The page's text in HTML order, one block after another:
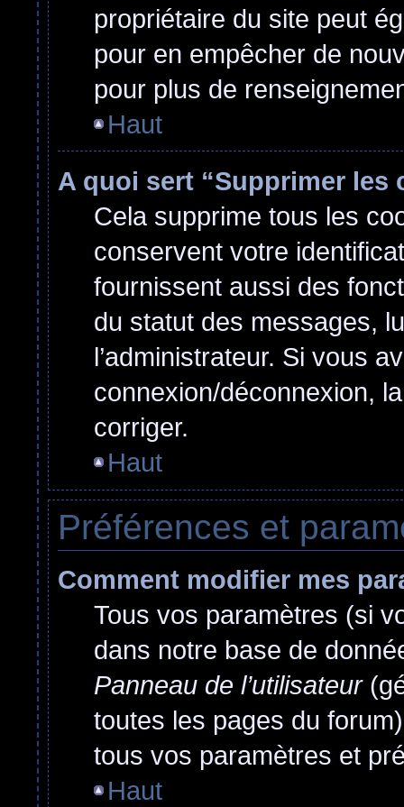
propriétaire du site peut
pour en empêcher de
pour plus de
Haut
A quoi sert “Supprimer les
Cela supprime tous les
conservent votre
fournissent aussi des
du statut des messages,
l’administrateur. Si vous
connexion/déconnexion,
corriger.
Haut
Préférences et
Comment modifier mes
Tous vos paramètres (si
dans notre base de
Panneau de l’utilisateur
toutes les pages du
tous vos paramètres et
Haut